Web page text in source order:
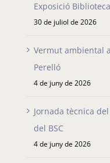
Exposició
30 de juliol de 2026
Vermut ambiental
Perelló
4 de juny de 2026
Jornada tècnica
del BSC
4 de juny de 2026